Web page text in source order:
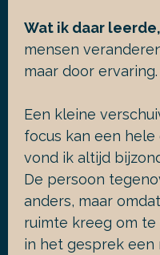
Wat ik daar
mensen
maar door ervaring.
Een kleine
focus kan een
vond ik altijd
De persoon
anders, maar
ruimte kreeg om
in het gesprek een